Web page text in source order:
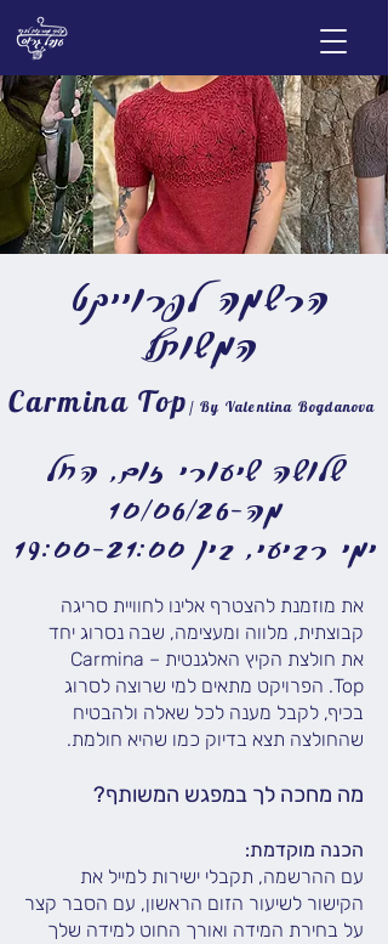
הרשמה לפרוייקט
המשותף
Carmina Top / By Valentina Bogdanova
שלושה שיעורי זום, החל
מה-10/06/26
ימי רביעי, בין 19:00-21:00
את מוזמנת להצטרף אלינו לחוויית סריגה
קבוצתית, מלווה ומעצימה, שבה נסרוג יחד
את חולצת הקיץ האלגנטית – Carmina
Top. הפרויקט מתאים למי שרוצה לסרוג
בכיף, לקבל מענה לכל שאלה ולהבטיח
שהחולצה תצא בדיוק כמו שהיא חולמת.
מה מחכה לך במפגש המשותף?
הכנה מוקדמת:
עם ההרשמה, תקבלי ישירות למייל את
הקישור לשיעור הזום הראשון, עם הסבר קצר
על בחירת המידה ואורך החוט למידה שלך